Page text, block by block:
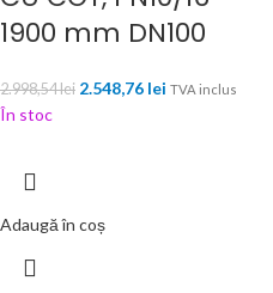
1900 mm DN100
2.998,54lei 2.548,76 lei TVA inclus
În stoc
Adaugă în coș